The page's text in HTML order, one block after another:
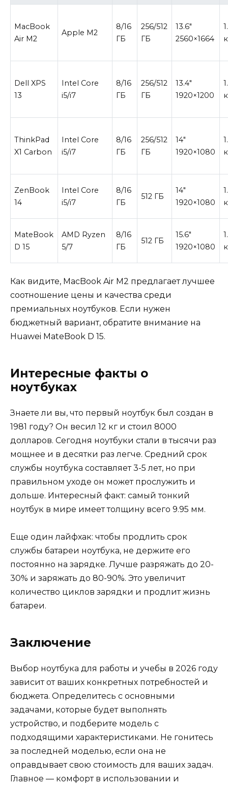
MacBook
Air M2
Apple M2
8/16
ГБ
256/512
ГБ
13.6″
2560×1664
Dell XPS
13
Intel Core
i5/i7
8/16
ГБ
256/512
ГБ
13.4″
1920×1200
ThinkPad
X1 Carbon
Intel Core
i5/i7
8/16
ГБ
256/512
ГБ
14″
1920×1080
ZenBook
14
Intel Core
i5/i7
8/16
ГБ
512 ГБ
14″
1920×1080
MateBook
D 15
AMD Ryzen
5/7
8/16
ГБ
512 ГБ
15.6″
1920×1080
Как видите, MacBook Air M2 предлагает лучшее
соотношение цены и качества среди
премиальных ноутбуков. Если нужен
бюджетный вариант, обратите внимание на
Huawei MateBook D 15.
Интересные факты о
ноутбуках
Знаете ли вы, что первый ноутбук был создан в
1981 году? Он весил 12 кг и стоил 8000
долларов. Сегодня ноутбуки стали в тысячи раз
мощнее и в десятки раз легче. Средний срок
службы ноутбука составляет 3-5 лет, но при
правильном уходе он может прослужить и
дольше. Интересный факт: самый тонкий
ноутбук в мире имеет толщину всего 9.95 мм.
Еще один лайфхак: чтобы продлить срок
службы батареи ноутбука, не держите его
постоянно на зарядке. Лучше разряжать до 20-
30% и заряжать до 80-90%. Это увеличит
количество циклов зарядки и продлит жизнь
батареи.
Заключение
Выбор ноутбука для работы и учебы в 2026 году
зависит от ваших конкретных потребностей и
бюджета. Определитесь с основными
задачами, которые будет выполнять
устройство, и подберите модель с
подходящими характеристиками. Не гонитесь
за последней моделью, если она не
оправдывает свою стоимость для ваших задач.
Главное — комфорт в использовании и